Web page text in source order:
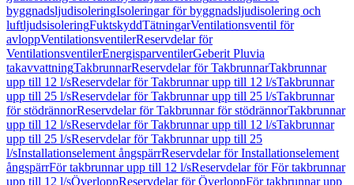
byggnadsljudisoleringIsoleringar för byggnadsljudisolering och
luftljudsisoleringFuktskyddTätningarVentilationsventil för
avloppVentilationsventilerReservdelar för
VentilationsventilerEnergisparventilerGeberit Pluvia
takavvattningTakbrunnarReservdelar för TakbrunnarTakbrunnar
upp till 12 l/sReservdelar för Takbrunnar upp till 12 l/sTakbrunnar
upp till 25 l/sReservdelar för Takbrunnar upp till 25 l/sTakbrunnar
för stödrännorReservdelar för Takbrunnar för stödrännorTakbrunnar
upp till 12 l/sReservdelar för Takbrunnar upp till 12 l/sTakbrunnar
upp till 25 l/sReservdelar för Takbrunnar upp till 25
l/sInstallationselement ångspärrReservdelar för Installationselement
ångspärrFör takbrunnar upp till 12 l/sReservdelar för För takbrunnar
upp till 12 l/sÖverloppReservdelar för ÖverloppFör takbrunnar upp